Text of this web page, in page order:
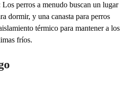
perros a menudo buscan un lugar
dormir, y una canasta para perros
térmico para mantener a los
fríos.